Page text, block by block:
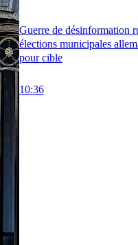
Guerre de désinformation
élections municipales
pour cible
10:36